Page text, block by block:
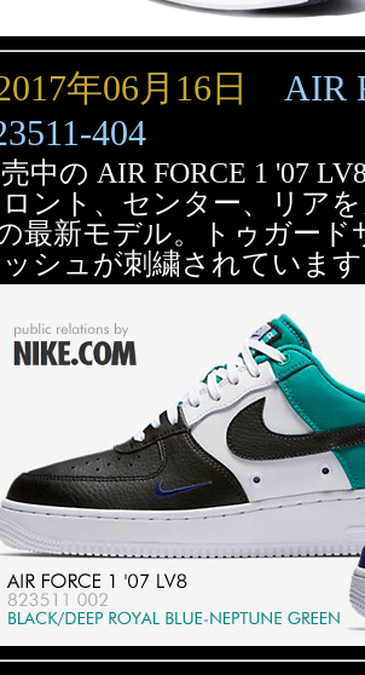
年06月16日
AIR
404
中の AIR FORCE 1 '07
ント、センター、リア
最新モデル。トゥガー
シュが刺繍されていま